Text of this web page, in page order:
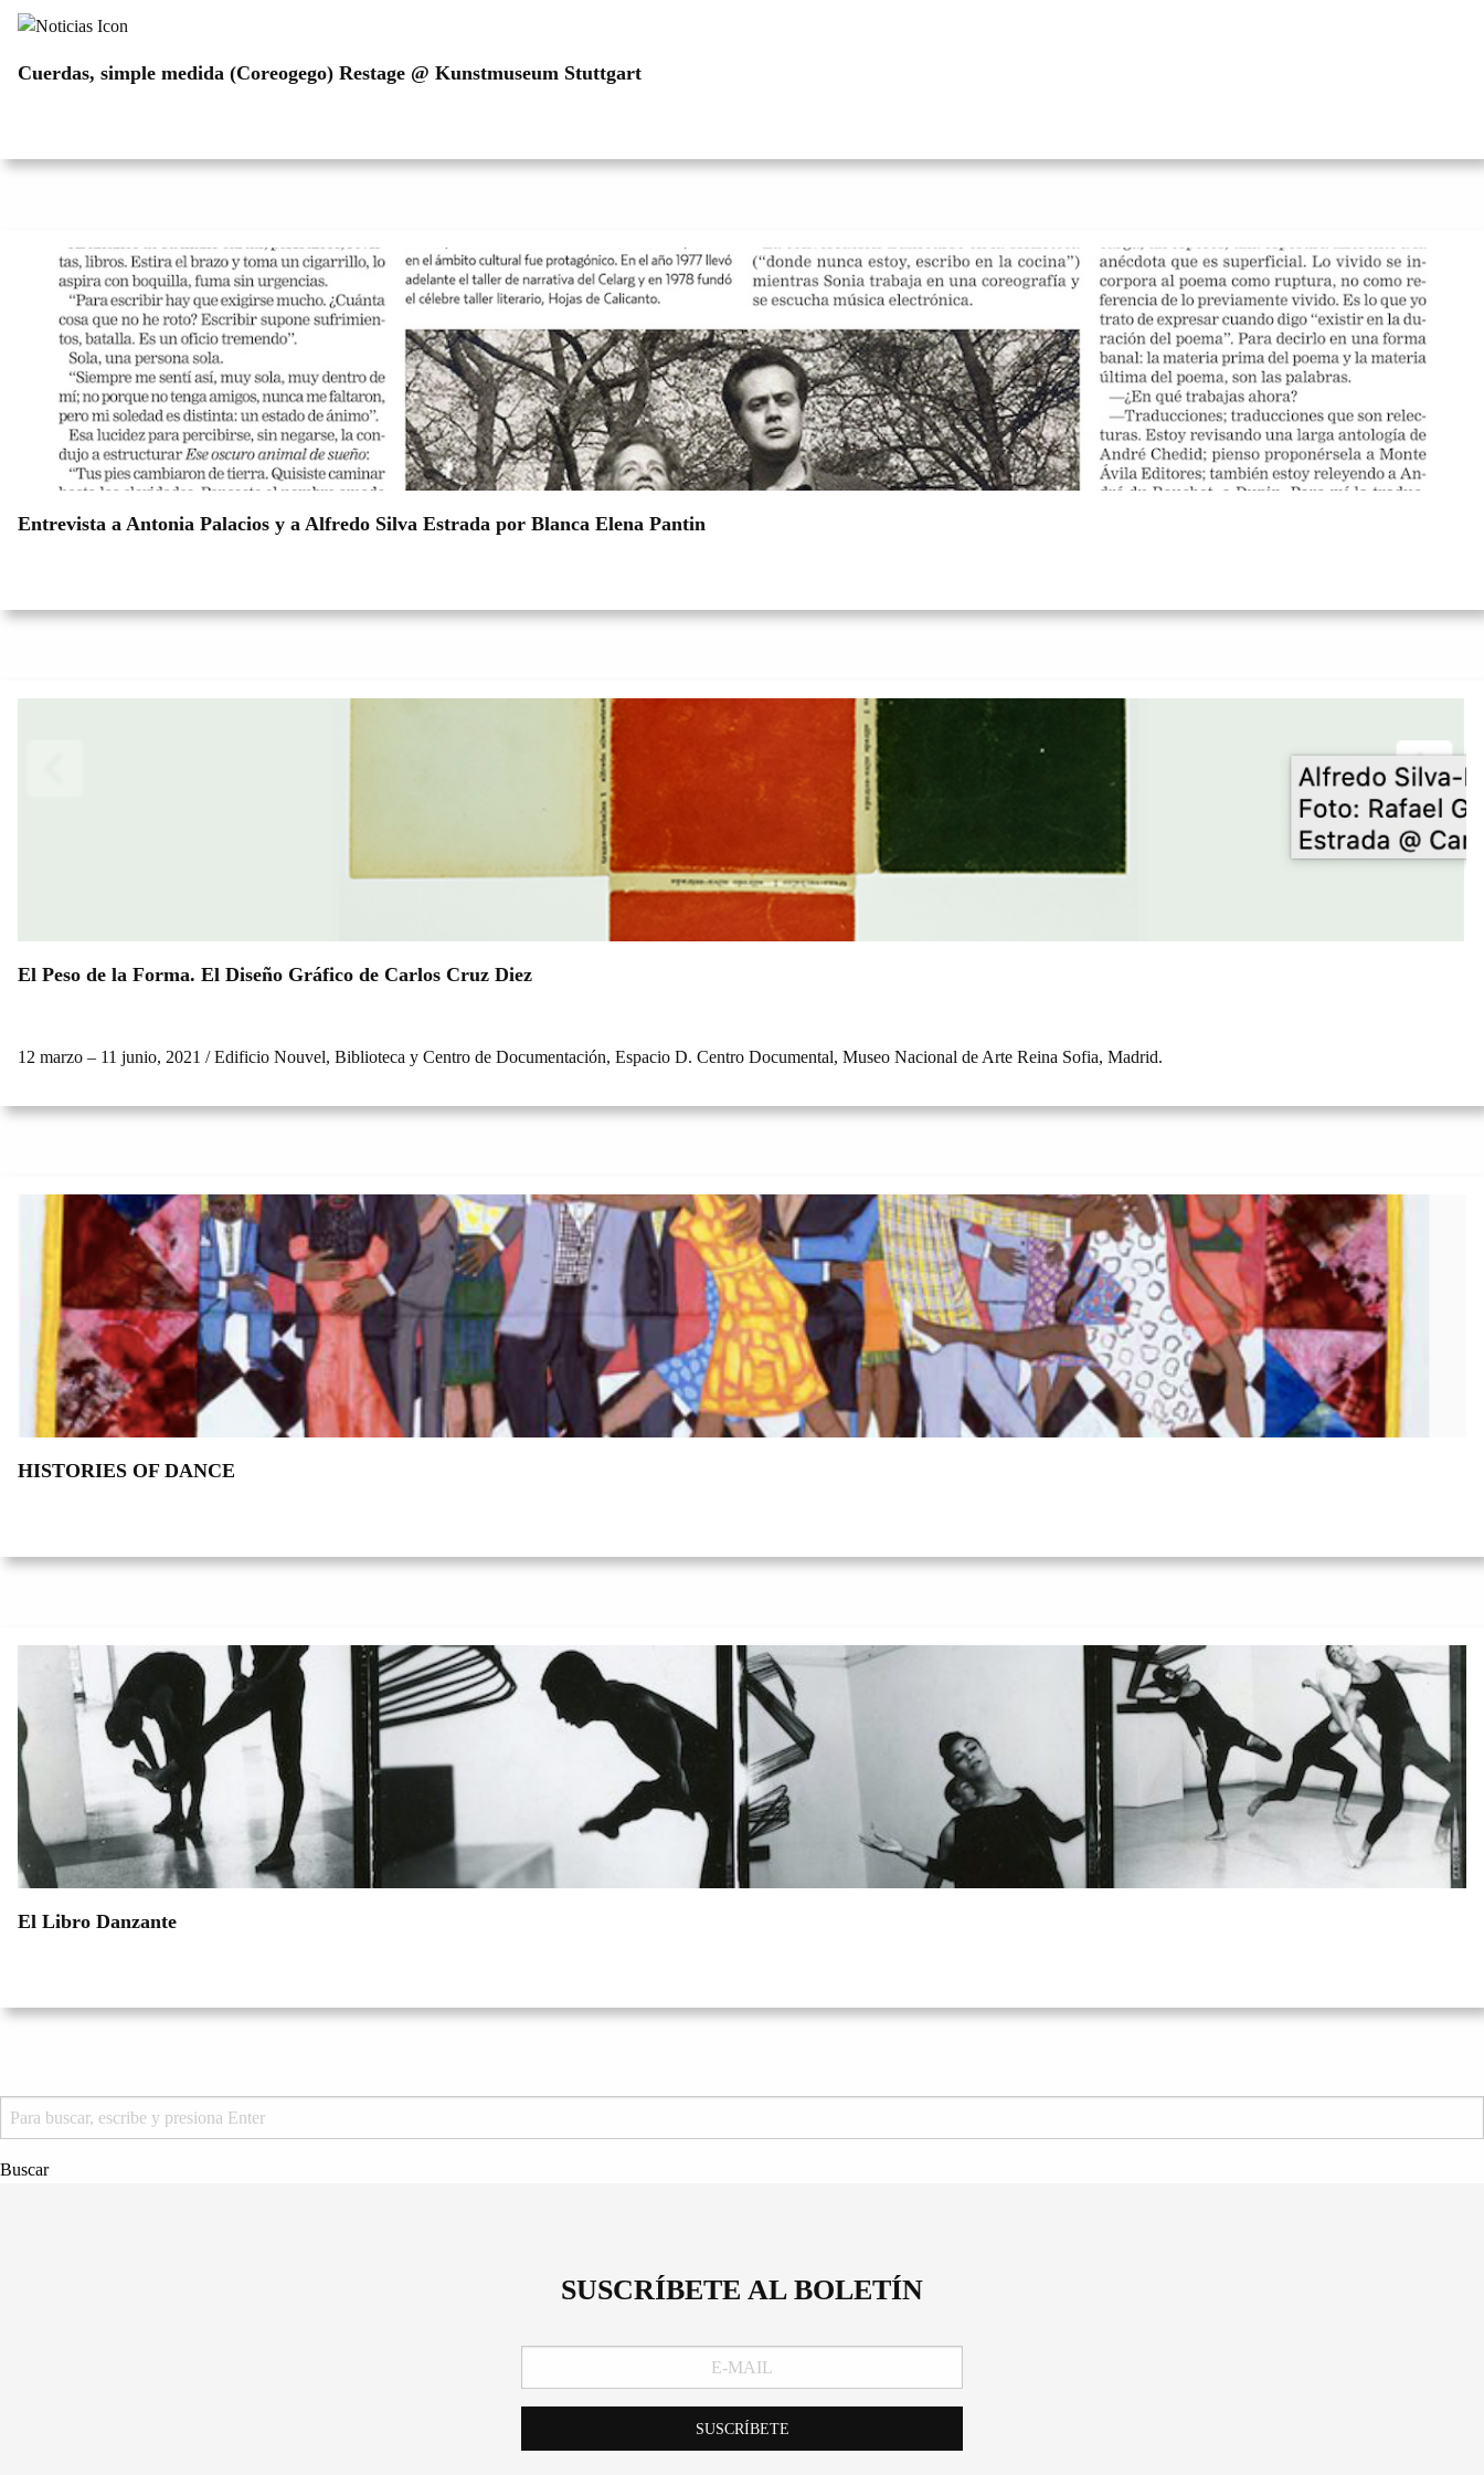
Cuerdas, simple medida (Coreogego) Restage @ Kunstmuseum Stuttgart
Entrevista a Antonia Palacios y a Alfredo Silva Estrada por Blanca Elena Pantin
El Peso de la Forma. El Diseño Gráfico de Carlos Cruz Diez
12 marzo – 11 junio, 2021 / Edificio Nouvel, Biblioteca y Centro de Documentación, Espacio D. Centro Documental, Museo Nacional de Arte Reina Sofia, Madrid.
HISTORIES OF DANCE
El Libro Danzante
Buscar
SUSCRÍBETE AL BOLETÍN